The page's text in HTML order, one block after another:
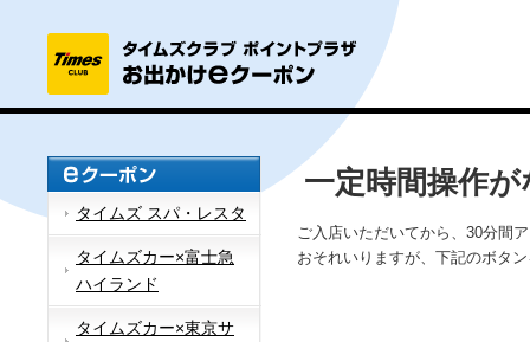
タイムズ スパ・レスタ
タイムズカー×富士急
ハイランド
タイムズカー×東京サ
一定時間操作
ご入店いただいてから、30分間
おそれいりますが、下記のボタ